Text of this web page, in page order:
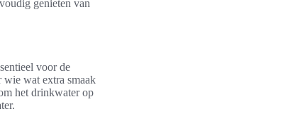
genieten van
voor de
wie wat extra smaak
het drinkwater op